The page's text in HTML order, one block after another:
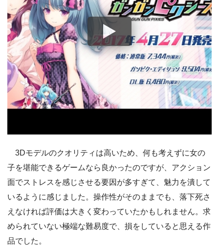
3Dモデルのクオリティは高いため、何も考えずに女の
子を堪能できるゲームなら良かったのですが、アクション
面でストレスを感じさせる要因が多すぎて、魅力を潰して
いるように感じました。操作性がそのままでも、落下死さ
えなければ評価は大きく変わっていたかもしれません。求
められていない極端な難易度で、損をしていると思える作
品でした。